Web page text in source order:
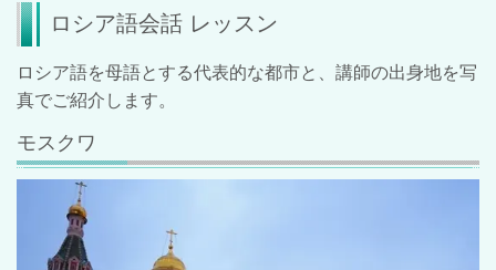
ロシア語会話 レッスン
ロシア語を母語とする代表的な都市と、講師の出身地を写
真でご紹介します。
モスクワ